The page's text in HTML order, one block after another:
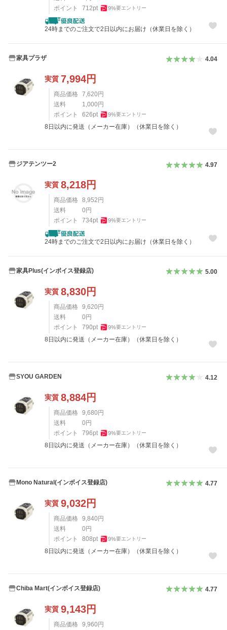
ポイント
712pt 9%要エントリー
24時までのご注文で2日以内にお届け（休業日を除く）
家具プラザ 4.04
実質 7,994円
商品価格 7,620 円
送料
1,000 円
ポイント
626pt 9%要エントリー
8日以内に発送（メーカー在庫）（休業日を除く）
ジアテンツー2 4.97
実質 8,218円
商品価格 8,952 円
送料
0 円
ポイント
734pt 9%要エントリー
24時までのご注文で2日以内にお届け（休業日を除く）
家具Plus(インボイス登録店) 5.00
実質 8,830円
商品価格 9,620円
送料
0円
ポイント
790pt 9%要エントリー
8日以内に発送（メーカー在庫）（休業日を除く）
SYOU GARDEN 4.12
実質 8,884円
商品価格 9,680円
送料
0円
ポイント
796pt 9%要エントリー
8日以内に発送（メーカー在庫）（休業日を除く）
Mono Natural(インボイス登録店) 4.77
実質 9,032円
商品価格 9,840円
送料
0円
ポイント
808pt 9%要エントリー
8日以内に発送（メーカー在庫）（休業日を除く）
Chiba Mart(インボイス登録店) 4.77
実質 9,143円
商品価格 9,960円